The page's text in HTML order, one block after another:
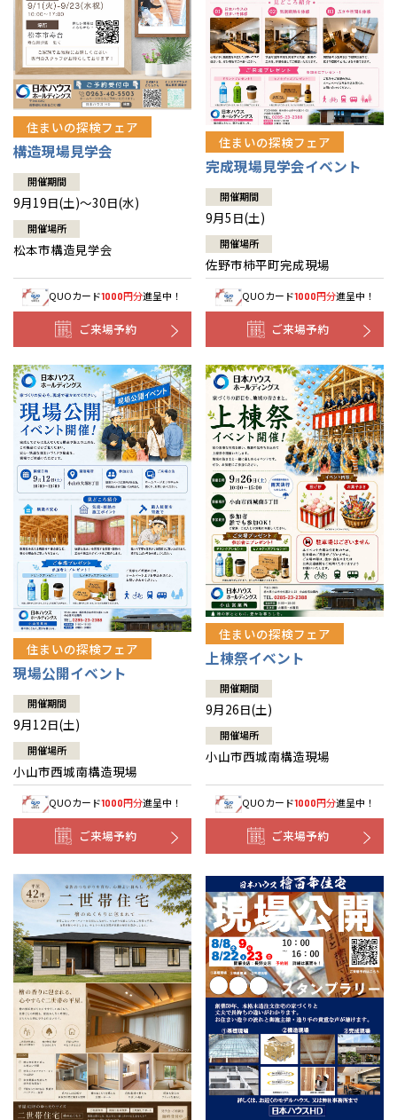
住まいの探検フェア
構造現場見学会
開催期間
9月19日(土)～30日(水)
開催場所
松本市構造見学会
QUOカード1000円分進呈中！
ご来場予約
住まいの探検フェア
完成現場見学会イベント
開催期間
9月5日(土)
開催場所
佐野市柿平町完成現場
QUOカード1000円分進呈中！
ご来場予約
住まいの探検フェア
現場公開イベント
開催期間
9月12日(土)
開催場所
小山市西城南構造現場
QUOカード1000円分進呈中！
ご来場予約
住まいの探検フェア
上棟祭イベント
開催期間
9月26日(土)
開催場所
小山市西城南構造現場
QUOカード1000円分進呈中！
ご来場予約